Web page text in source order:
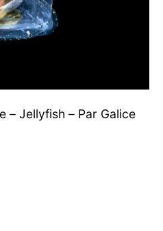
– Jellyfish – Par Galice